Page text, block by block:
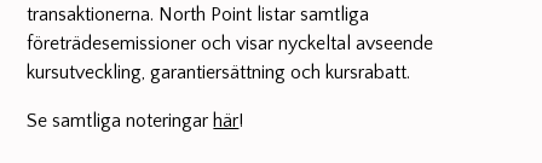
transaktionerna. North Point listar samtliga
företrädesemissioner och visar nyckeltal avseende
kursutveckling, garantiersättning och kursrabatt.
Se samtliga noteringar här!